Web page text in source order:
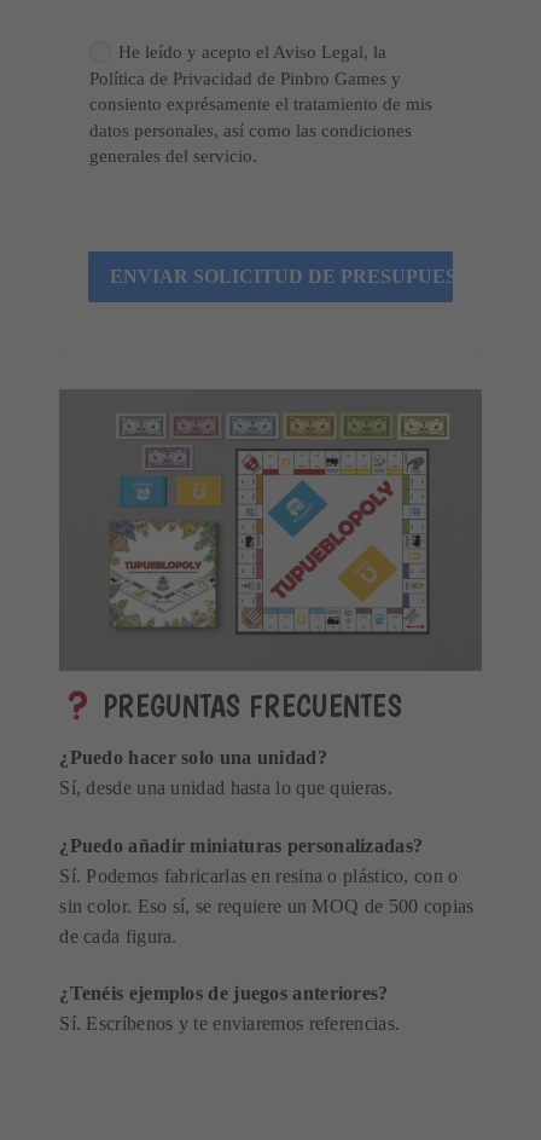
He leído y acepto el Aviso Legal, la
Política de Privacidad de Pinbro Games y
consiento exprésamente el tratamiento de mis
datos personales, así como las condiciones
generales del servicio.
ENVIAR SOLICITUD DE PRESUPUESTO
PREGUNTAS FRECUENTES
¿Puedo hacer solo una unidad?
Sí, desde una unidad hasta lo que quieras.
¿Puedo añadir miniaturas personalizadas?
Sí. Podemos fabricarlas en resina o plástico, con o
sin color. Eso sí, se requiere un MOQ de 500 copias
de cada figura.
¿Tenéis ejemplos de juegos anteriores?
Sí. Escríbenos y te enviaremos referencias.